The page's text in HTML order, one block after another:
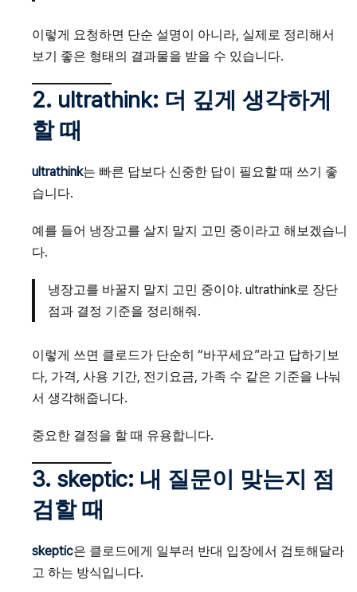
이렇게 요청하면 단순 설명이 아니라, 실제로 정리해서
보기 좋은 형태의 결과물을 받을 수 있습니다.
2. ultrathink: 더 깊게 생각하게
할 때
ultrathink는 빠른 답보다 신중한 답이 필요할 때 쓰기 좋
습니다.
예를 들어 냉장고를 살지 말지 고민 중이라고 해보겠습니
다.
냉장고를 바꿀지 말지 고민 중이야. ultrathink로 장단
점과 결정 기준을 정리해줘.
이렇게 쓰면 클로드가 단순히 “바꾸세요”라고 답하기보
다, 가격, 사용 기간, 전기요금, 가족 수 같은 기준을 나눠
서 생각해줍니다.
중요한 결정을 할 때 유용합니다.
3. skeptic: 내 질문이 맞는지 점
검할 때
skeptic은 클로드에게 일부러 반대 입장에서 검토해달라
고 하는 방식입니다.